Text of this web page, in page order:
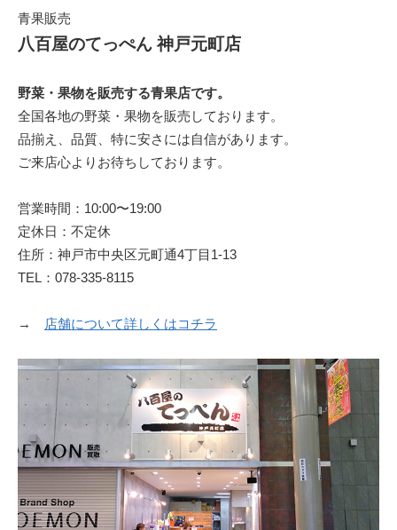
青果販売
八百屋のてっぺん 神戸元町店
野菜・果物を販売する青果店です。
全国各地の野菜・果物を販売しております。
品揃え、品質、特に安さには自信があります。
ご来店心よりお待ちしております。
営業時間：10:00〜19:00
定休日：不定休
住所：神戸市中央区元町通4丁目1-13
TEL：078-335-8115
→ 店舗について詳しくはコチラ